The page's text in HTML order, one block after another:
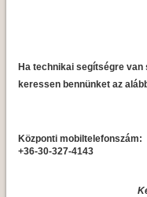
Ha technikai segítségre
keressen bennünket az
Központi mobiltelefonszám:
+36-30-327-4143